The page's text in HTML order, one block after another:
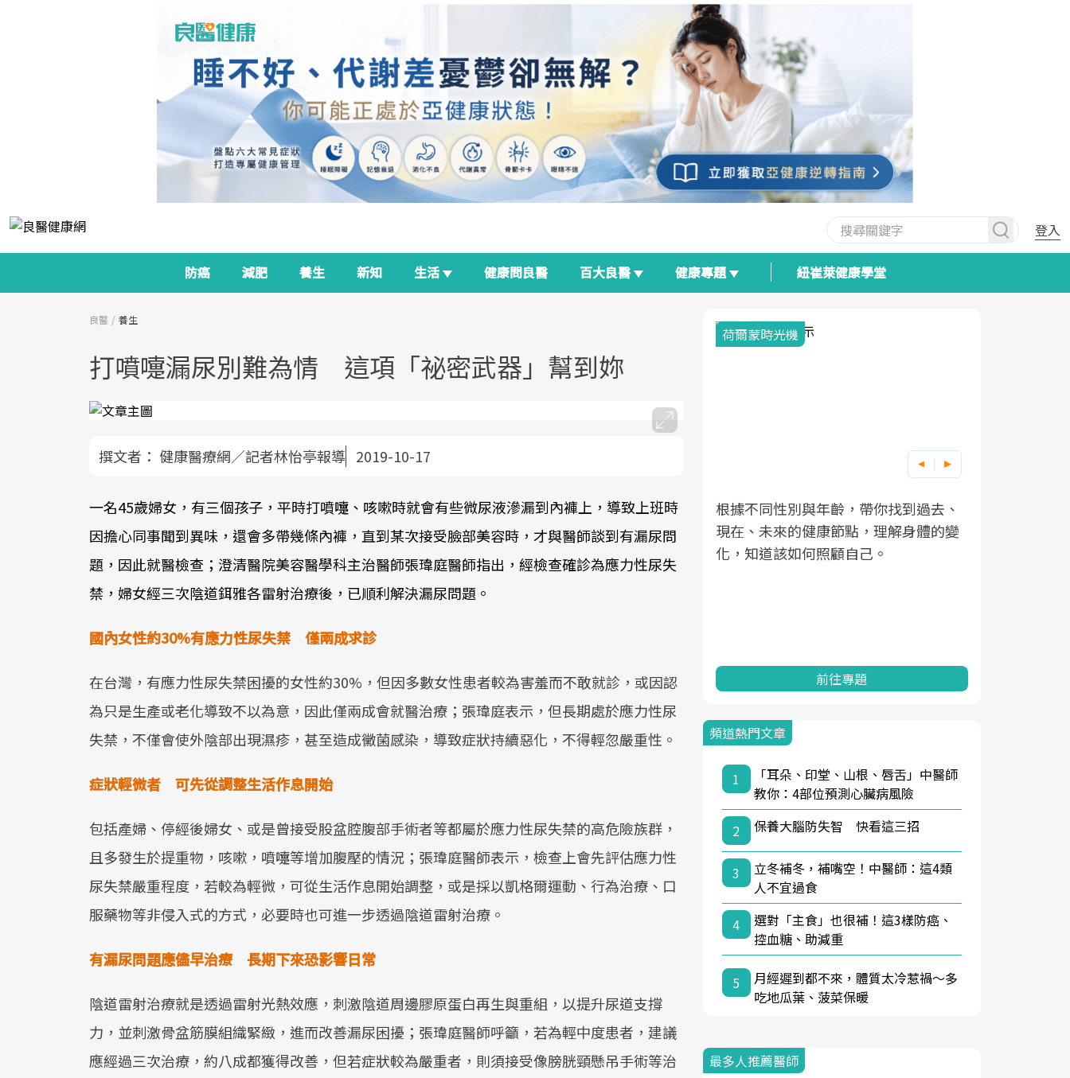
登入
防癌 減肥 養生 新知 生活 健康問良醫 百大良醫 健康專題 紐崔萊健康學堂
良醫 養生
打噴嚏漏尿別難為情 這項「祕密武器」幫到妳
撰文者： 健康醫療網／記者林怡亭報導 2019-10-17
一名45歲婦女，有三個孩子，平時打噴嚏、咳嗽時就會有些微尿液滲漏到內褲上，導致上班時
因擔心同事聞到異味，還會多帶幾條內褲，直到某次接受臉部美容時，才與醫師談到有漏尿問
題，因此就醫檢查；澄清醫院美容醫學科主治醫師張瑋庭醫師指出，經檢查確診為應力性尿失
禁，婦女經三次陰道鉺雅各雷射治療後，已順利解決漏尿問題。
國內女性約30%有應力性尿失禁 僅兩成求診
在台灣，有應力性尿失禁困擾的女性約30%，但因多數女性患者較為害羞而不敢就診，或因認
為只是生產或老化導致不以為意，因此僅兩成會就醫治療；張瑋庭表示，但長期處於應力性尿
失禁，不僅會使外陰部出現濕疹，甚至造成黴菌感染，導致症狀持續惡化，不得輕忽嚴重性。
症狀輕微者 可先從調整生活作息開始
包括產婦、停經後婦女、或是曾接受股盆腔腹部手術者等都屬於應力性尿失禁的高危險族群，
且多發生於提重物，咳嗽，噴嚏等增加腹壓的情況；張瑋庭醫師表示，檢查上會先評估應力性
尿失禁嚴重程度，若較為輕微，可從生活作息開始調整，或是採以凱格爾運動、行為治療、口
服藥物等非侵入式的方式，必要時也可進一步透過陰道雷射治療。
有漏尿問題應儘早治療 長期下來恐影響日常
陰道雷射治療就是透過雷射光熱效應，刺激陰道周邊膠原蛋白再生與重組，以提升尿道支撐
力，並刺激骨盆筋膜組織緊緻，進而改善漏尿困擾；張瑋庭醫師呼籲，若為輕中度患者，建議
應經過三次治療，約八成都獲得改善，但若症狀較為嚴重者，則須接受像膀胱頸懸吊手術等治
面對超高齡社會的浪潮，台灣正在快速
邁向「健康照護」的新時代。隨著國家
政策如「健康台灣推動委員會」與「長
照3.0」的推進，「預防醫學」已成全民
關注的核心議題。然而，健檢不只是醫
前往專題
2025年，就到良醫生活祭體驗「一站式
健康新生活」，從講座、體驗到運動，
全面啟動你的健康革命！
前往專題
良醫健康網從「換季的身體變化」出
發，透過醫學觀點與日常感受的對話，
建立對亞健康的認知，進而引導實際的
改善行動。
前往專題
荷爾蒙時光機
根據不同性別與年齡，帶你找到過去、
現在、未來的健康節點，理解身體的變
化，知道該如何照顧自己。
前往專題
頻道熱門文章
1
「耳朵、印堂、山根、唇舌」中醫師
教你：4部位預測心臟病風險
2
保養大腦防失智 快看這三招
3
立冬補冬，補嘴空！中醫師：這4類
人不宜過食
4
選對「主食」也很補！這3樣防癌、
控血糖、助減重
5
月經遲到都不來，體質太冷惹禍〜多
吃地瓜葉、菠菜保暖
最多人推薦醫師